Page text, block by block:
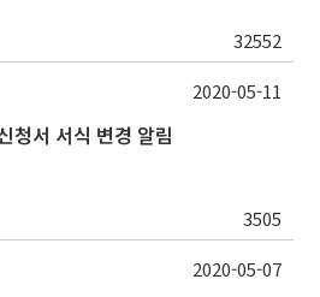
32552
청서 서식 변경 알림
3505
2020-05-11
2020-05-07